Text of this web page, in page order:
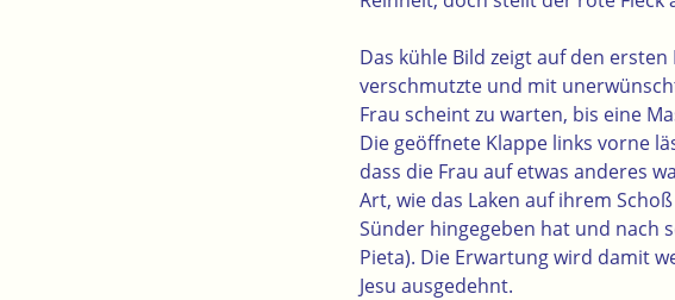
Das kühle Bild zeigt auf den
verschmutzte und mit
Frau scheint zu warten, bis eine
Die geöffnete Klappe links vorne
dass die Frau auf etwas anderes
Art, wie das Laken auf ihrem
Sünder hingegeben hat und nach
Pieta). Die Erwartung wird damit
Jesu ausgedehnt.